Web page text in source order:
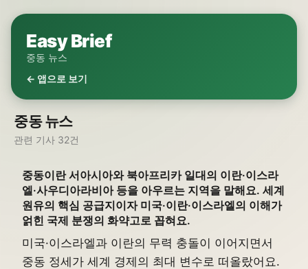
Easy Brief
중동 뉴스
← 앱으로 보기
중동 뉴스
관련 기사 32건
중동이란 서아시아와 북아프리카 일대의 이란·이스라
엘·사우디아라비아 등을 아우르는 지역을 말해요. 세계
원유의 핵심 공급지이자 미국·이란·이스라엘의 이해가
얽힌 국제 분쟁의 화약고로 꼽혀요.
미국·이스라엘과 이란의 무력 충돌이 이어지면서
중동 정세가 세계 경제의 최대 변수로 떠올랐어요.